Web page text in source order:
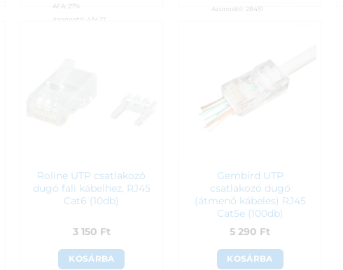
ÁFA: 27%
Azonosító: 43427
Azonosító:
28451
Roline UTP csatlakozó
dugó fali kábelhez, RJ45
Cat6 (10db)
3 150 Ft
KOSÁRBA
Gembird UTP
csatlakozó dugó
(átmenő kábeles) RJ45
Cat5e (100db)
5 290 Ft
KOSÁRBA